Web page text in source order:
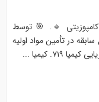
🔹. 🎯 توسط
بسپار فجر آسیا. با بیش از ۲۰ سال سابقه در تأمین مواد اولیه
کیمیا ...